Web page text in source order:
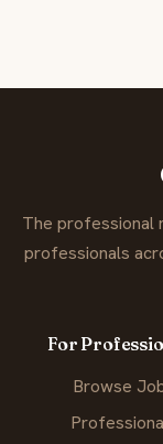
The professional
professionals
For
Browse